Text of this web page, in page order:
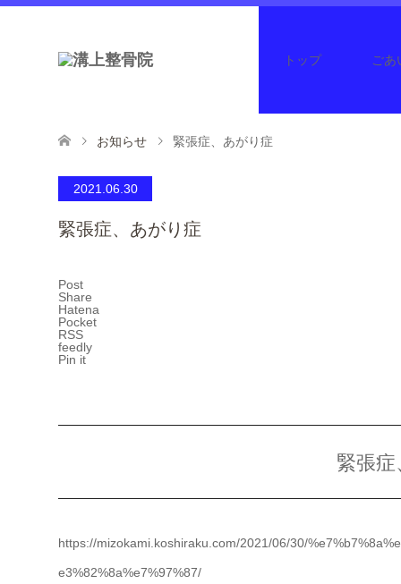
トップ ごあ
お知らせ 緊張症、あがり症
2021.06.30
緊張症、あがり症
Post
Share
Hatena
Pocket
RSS
feedly
Pin it
緊張
https://mizokami.koshiraku.com/2021/06/30/
e3%82%8a%e7%97%87/